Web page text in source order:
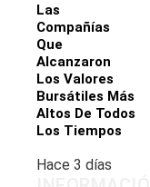
Las
Compañías
Que
Alcanzaron
Los Valores
Bursátiles Más
Altos De Todos
Los Tiempos
Hace 3 días